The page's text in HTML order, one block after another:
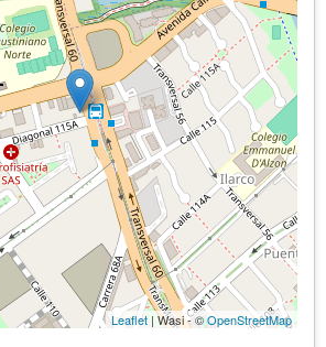
Leaflet | Wasi - ©OpenStreetMap